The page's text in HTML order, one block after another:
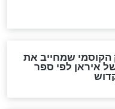
אפיקורסות
מאוד של